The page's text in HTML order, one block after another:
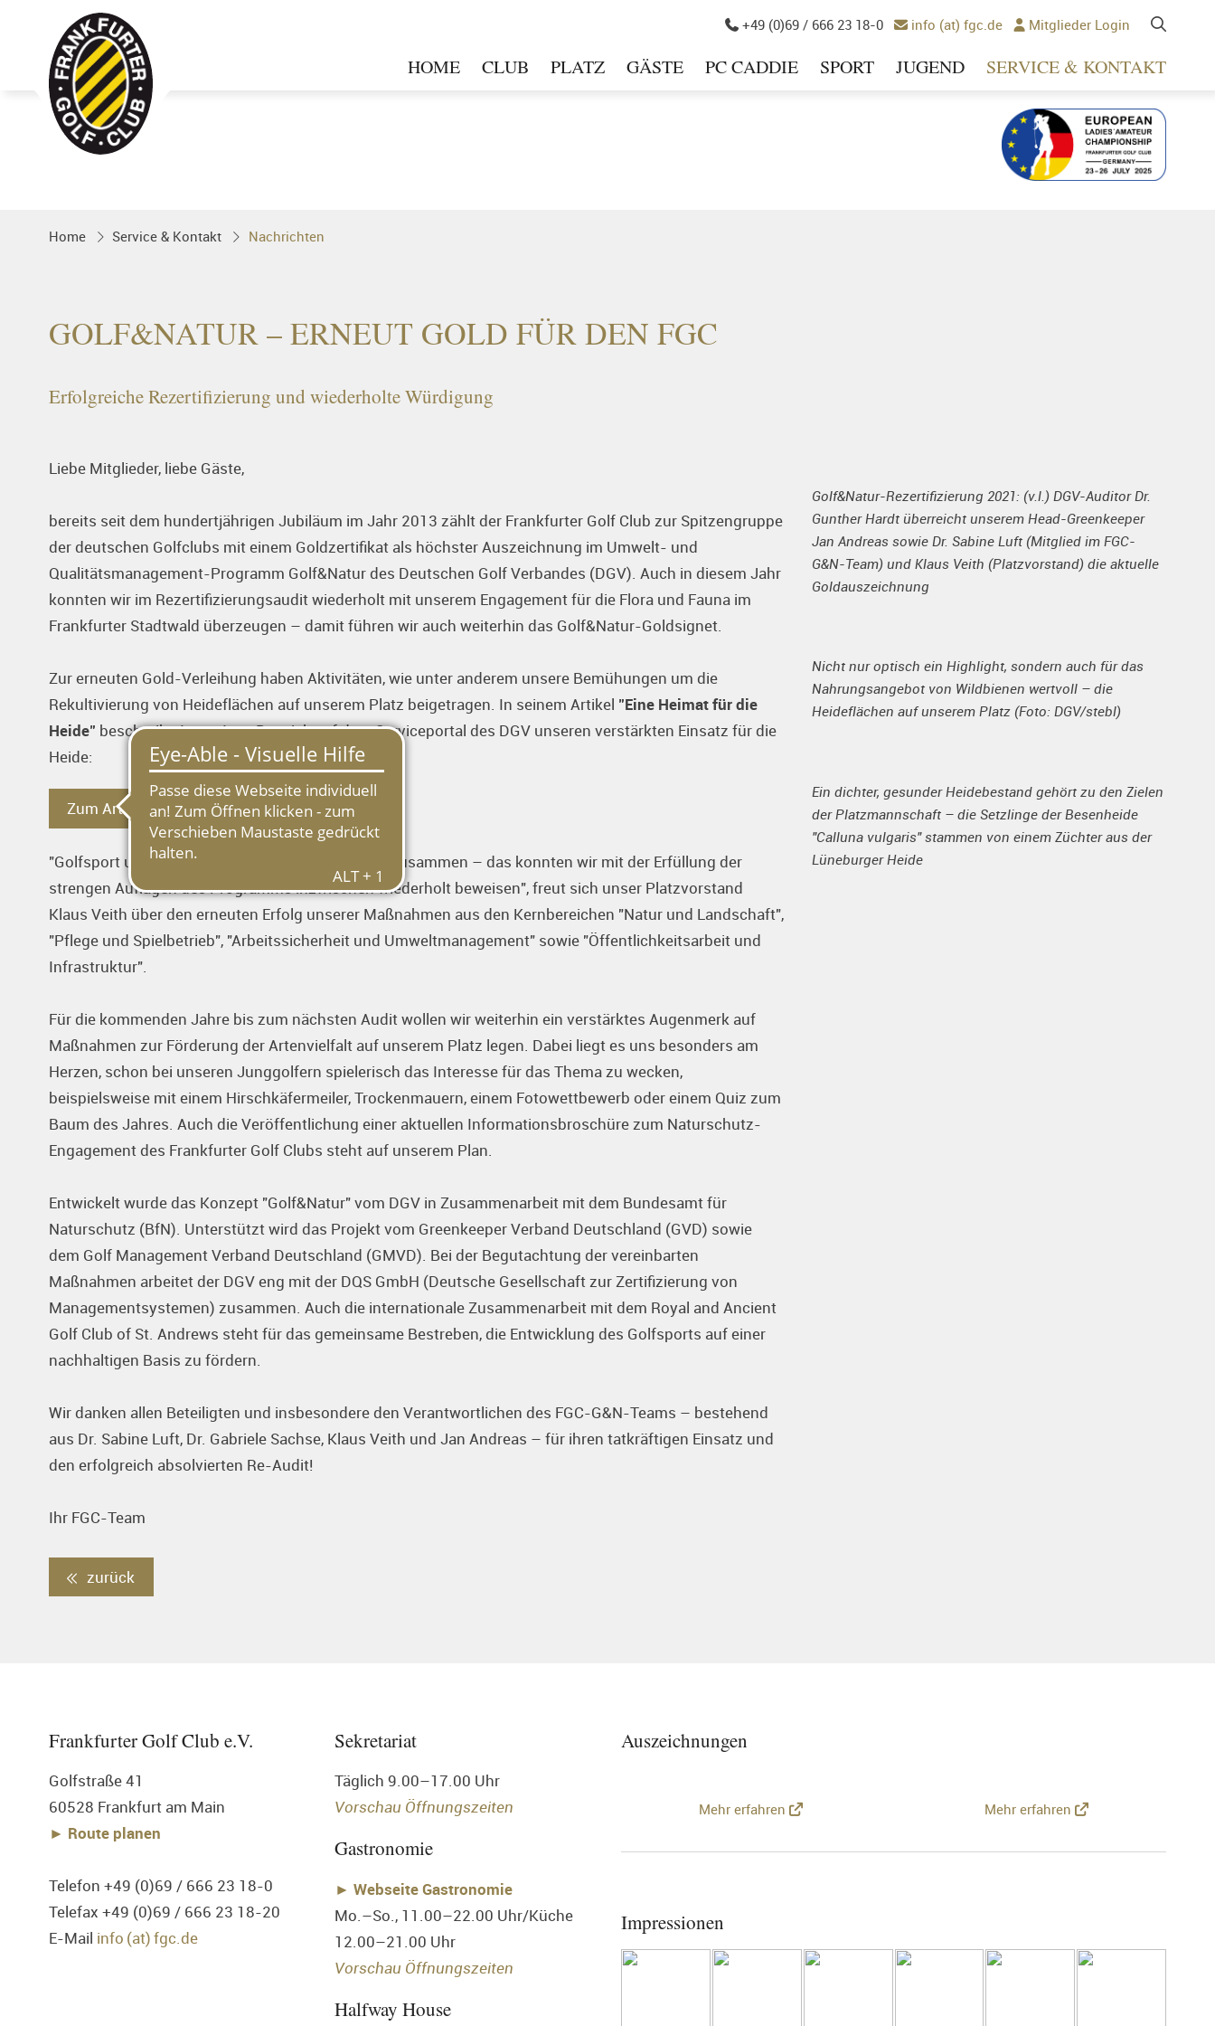
 +49 (0)69 / 666 23 18-0  info (at) fgc.de  Mitglieder Login
HOME CLUB PLATZ GÄSTE PC CADDIE SPORT JUGEND SERVICE & KONTAKT
Golfgenuss und Spitzensport mitten in
FRANKFURT
Home Service & Kontakt Nachrichten
GOLF&NATUR – ERNEUT GOLD FÜR DEN FGC
Erfolgreiche Rezertifizierung und wiederholte Würdigung
Liebe Mitglieder, liebe Gäste,
bereits seit dem hundertjährigen Jubiläum im Jahr 2013 zählt der Frankfurter Golf Club zur Spitzengruppe
der deutschen Golfclubs mit einem Goldzertifikat als höchster Auszeichnung im Umwelt- und
Qualitätsmanagement-Programm Golf&Natur des Deutschen Golf Verbandes (DGV). Auch in diesem Jahr
konnten wir im Rezertifizierungsaudit wiederholt mit unserem Engagement für die Flora und Fauna im
Frankfurter Stadtwald überzeugen – damit führen wir auch weiterhin das Golf&Natur-Goldsignet.
Zur erneuten Gold-Verleihung haben Aktivitäten, wie unter anderem unsere Bemühungen um die
Rekultivierung von Heideflächen auf unserem Platz beigetragen. In seinem Artikel "Eine Heimat für die
Heide" beschreibt Autor Arne Bensiek auf dem Serviceportal des DGV unseren verstärkten Einsatz für die
Heide:
Zum Artikel auf golf.de
"Golfsport und Naturschutz gehören bei uns eng zusammen – das konnten wir mit der Erfüllung der
strengen Auflagen des Programms inzwischen wiederholt beweisen", freut sich unser Platzvorstand
Klaus Veith über den erneuten Erfolg unserer Maßnahmen aus den Kernbereichen "Natur und Landschaft",
"Pflege und Spielbetrieb", "Arbeitssicherheit und Umweltmanagement" sowie "Öffentlichkeitsarbeit und
Infrastruktur".
Für die kommenden Jahre bis zum nächsten Audit wollen wir weiterhin ein verstärktes Augenmerk auf
Maßnahmen zur Förderung der Artenvielfalt auf unserem Platz legen. Dabei liegt es uns besonders am
Herzen, schon bei unseren Junggolfern spielerisch das Interesse für das Thema zu wecken,
beispielsweise mit einem Hirschkäfermeiler, Trockenmauern, einem Fotowettbewerb oder einem Quiz zum
Baum des Jahres. Auch die Veröffentlichung einer aktuellen Informationsbroschüre zum Naturschutz-
Engagement des Frankfurter Golf Clubs steht auf unserem Plan.
Entwickelt wurde das Konzept "Golf&Natur" vom DGV in Zusammenarbeit mit dem Bundesamt für
Naturschutz (BfN). Unterstützt wird das Projekt vom Greenkeeper Verband Deutschland (GVD) sowie
dem Golf Management Verband Deutschland (GMVD). Bei der Begutachtung der vereinbarten
Maßnahmen arbeitet der DGV eng mit der DQS GmbH (Deutsche Gesellschaft zur Zertifizierung von
Managementsystemen) zusammen. Auch die internationale Zusammenarbeit mit dem Royal and Ancient
Golf Club of St. Andrews steht für das gemeinsame Bestreben, die Entwicklung des Golfsports auf einer
nachhaltigen Basis zu fördern.
Wir danken allen Beteiligten und insbesondere den Verantwortlichen des FGC-G&N-Teams – bestehend
aus Dr. Sabine Luft, Dr. Gabriele Sachse, Klaus Veith und Jan Andreas – für ihren tatkräftigen Einsatz und
den erfolgreich absolvierten Re-Audit!
Ihr FGC-Team
Golf&Natur-Rezertifizierung 2021: (v.l.) DGV-Auditor Dr.
Gunther Hardt überreicht unserem Head-Greenkeeper
Jan Andreas sowie Dr. Sabine Luft (Mitglied im FGC-
G&N-Team) und Klaus Veith (Platzvorstand) die aktuelle
Goldauszeichnung
Nicht nur optisch ein Highlight, sondern auch für das
Nahrungsangebot von Wildbienen wertvoll – die
Heideflächen auf unserem Platz (Foto: DGV/stebl)
Ein dichter, gesunder Heidebestand gehört zu den Zielen
der Platzmannschaft – die Setzlinge der Besenheide
"Calluna vulgaris" stammen von einem Züchter aus der
Lüneburger Heide
zurück
Frankfurter Golf Club e.V.
Golfstraße 41
60528 Frankfurt am Main
► Route planen
Telefon +49 (0)69 / 666 23 18-0
Telefax +49 (0)69 / 666 23 18-20
E-Mail info (at) fgc.de
Sekretariat
Täglich 9.00–17.00 Uhr
Vorschau Öffnungszeiten
Gastronomie
►Webseite Gastronomie
Mo.–So., 11.00–22.00 Uhr/Küche
12.00–21.00 Uhr
Vorschau Öffnungszeiten
Halfway House
Auszeichnungen
Mehr erfahren Mehr erfahren
Impressionen